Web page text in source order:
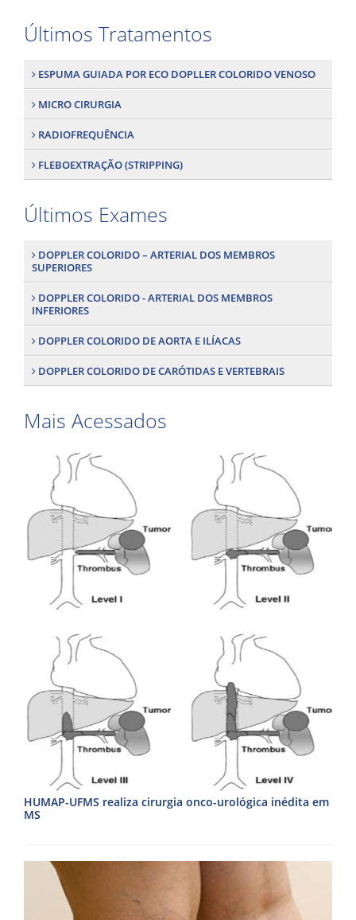
Últimos Tratamentos
ESPUMA GUIADA POR ECO DOPLLER COLORIDO VENOSO
MICRO CIRURGIA
RADIOFREQUÊNCIA
FLEBOEXTRAÇÃO (STRIPPING)
Últimos Exames
DOPPLER COLORIDO – ARTERIAL DOS MEMBROS
SUPERIORES
DOPPLER COLORIDO - ARTERIAL DOS MEMBROS
INFERIORES
DOPPLER COLORIDO DE AORTA E ILÍACAS
DOPPLER COLORIDO DE CARÓTIDAS E VERTEBRAIS
Mais Acessados
HUMAP-UFMS realiza cirurgia onco-urológica inédita em
MS